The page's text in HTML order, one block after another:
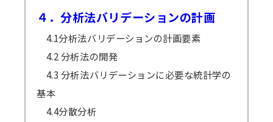
４．分析法バリデーションの計画
4.1分析法バリデーションの計画要素
4.2 分析法の開発
4.3 分析法バリデーションに必要な統計学の
基本
4.4分散分析